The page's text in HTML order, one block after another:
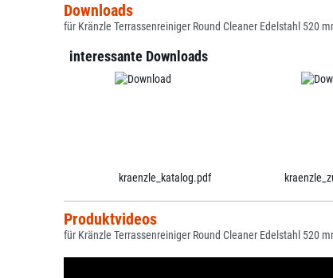
Downloads
für Kränzle Terrassenreiniger Round Cleaner Edelstahl 520
interessante Downloads
kraenzle_katalog.pdf
Produktvideos
für Kränzle Terrassenreiniger Round Cleaner Edelstahl 520